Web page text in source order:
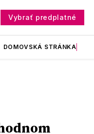
Vybrať predplatné
DOMOVSKÁ STRÁNKA